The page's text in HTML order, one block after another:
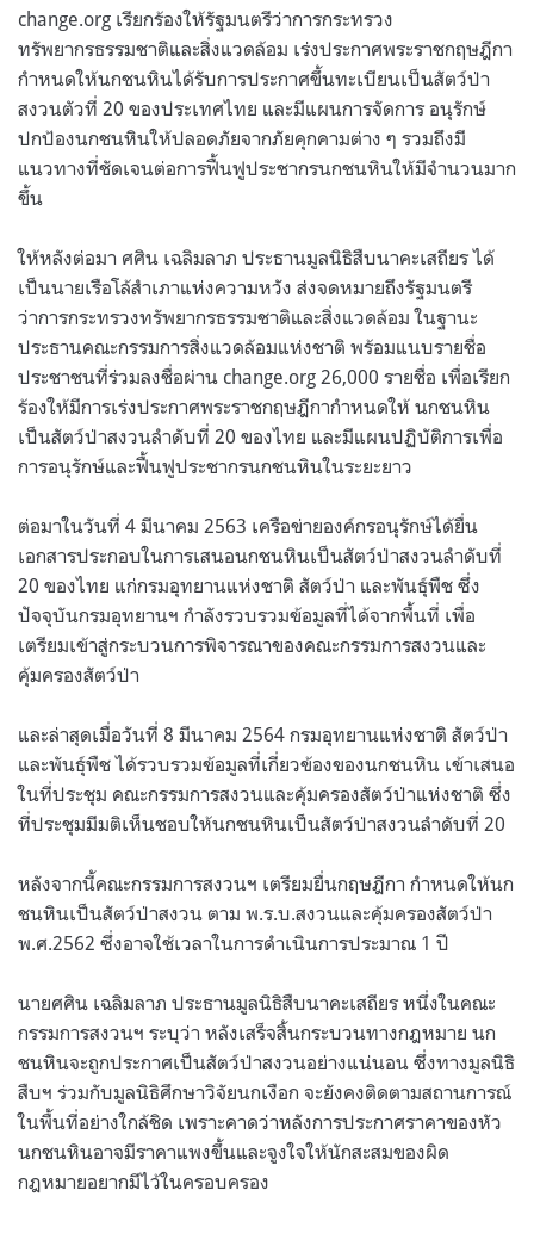
change.org เรียกร้องให้รัฐมนตรีว่าการกระทรวง
ทรัพยากรธรรมชาติและสิ่งแวดล้อม เร่งประกาศพระราชกฤษฎีกา
กำหนดให้นกชนหินได้รับการประกาศขึ้นทะเบียนเป็นสัตว์ป่า
สงวนตัวที่ 20 ของประเทศไทย และมีแผนการจัดการ อนุรักษ์
ปกป้องนกชนหินให้ปลอดภัยจากภัยคุกคามต่าง ๆ รวมถึงมี
แนวทางที่ชัดเจนต่อการฟื้นฟูประชากรนกชนหินให้มีจำนวนมาก
ขึ้น
ให้หลังต่อมา ศศิน เฉลิมลาภ ประธานมูลนิธิสืบนาคะเสถียร ได้
เป็นนายเรือโล้สำเภาแห่งความหวัง ส่งจดหมายถึงรัฐมนตรี
ว่าการกระทรวงทรัพยากรธรรมชาติและสิ่งแวดล้อม ในฐานะ
ประธานคณะกรรมการสิ่งแวดล้อมแห่งชาติ พร้อมแนบรายชื่อ
ประชาชนที่ร่วมลงชื่อผ่าน change.org 26,000 รายชื่อ เพื่อเรียก
ร้องให้มีการเร่งประกาศพระราชกฤษฎีกากำหนดให้ นกชนหิน
เป็นสัตว์ป่าสงวนลำดับที่ 20 ของไทย และมีแผนปฏิบัติการเพื่อ
การอนุรักษ์และฟื้นฟูประชากรนกชนหินในระยะยาว
ต่อมาในวันที่ 4 มีนาคม 2563 เครือข่ายองค์กรอนุรักษ์ได้ยื่น
เอกสารประกอบในการเสนอนกชนหินเป็นสัตว์ป่าสงวนลำดับที่
20 ของไทย แก่กรมอุทยานแห่งชาติ สัตว์ป่า และพันธุ์พืช ซึ่ง
ปัจจุบันกรมอุทยานฯ กำลังรวบรวมข้อมูลที่ได้จากพื้นที่ เพื่อ
เตรียมเข้าสู่กระบวนการพิจารณาของคณะกรรมการสงวนและ
คุ้มครองสัตว์ป่า
และล่าสุดเมื่อวันที่ 8 มีนาคม 2564 กรมอุทยานแห่งชาติ สัตว์ป่า
และพันธุ์พืช ได้รวบรวมข้อมูลที่เกี่ยวข้องของนกชนหิน เข้าเสนอ
ในที่ประชุม คณะกรรมการสงวนและคุ้มครองสัตว์ป่าแห่งชาติ ซึ่ง
ที่ประชุมมีมติเห็นชอบให้นกชนหินเป็นสัตว์ป่าสงวนลำดับที่ 20
หลังจากนี้คณะกรรมการสงวนฯ เตรียมยื่นกฤษฎีกา กำหนดให้นก
ชนหินเป็นสัตว์ป่าสงวน ตาม พ.ร.บ.สงวนและคุ้มครองสัตว์ป่า
พ.ศ.2562 ซึ่งอาจใช้เวลาในการดำเนินการประมาณ 1 ปี
นายศศิน เฉลิมลาภ ประธานมูลนิธิสืบนาคะเสถียร หนึ่งในคณะ
กรรมการสงวนฯ ระบุว่า หลังเสร็จสิ้นกระบวนทางกฎหมาย นก
ชนหินจะถูกประกาศเป็นสัตว์ป่าสงวนอย่างแน่นอน ซึ่งทางมูลนิธิ
สืบฯ ร่วมกับมูลนิธิศึกษาวิจัยนกเงือก จะยังคงติดตามสถานการณ์
ในพื้นที่อย่างใกล้ชิด เพราะคาดว่าหลังการประกาศราคาของหัว
นกชนหินอาจมีราคาแพงขึ้นและจูงใจให้นักสะสมของผิด
กฎหมายอยากมีไว้ในครอบครอง